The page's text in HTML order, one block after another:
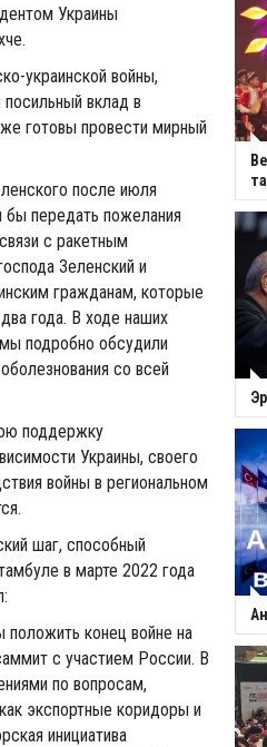
Украины
украинской войны,
вклад в
готовы провести мирный
после июля
бы передать пожелания
с ракетным
Зеленский и
гражданам, которые
года. В ходе наших
подробно обсудили
со всей
поддержку
Украины, своего
войны в региональном
шаг, способный
в марте 2022 года
конец войне на
с участием России. В
по вопросам,
экспортные коридоры и
инициатива